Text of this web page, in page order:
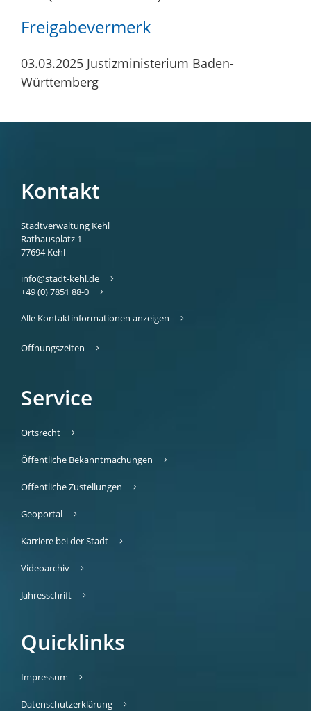
Freigabevermerk
03.03.2025 Justizministerium Baden-
Württemberg
Kontakt
Stadtverwaltung Kehl
Rathausplatz 1
77694 Kehl
info@stadt-kehl.de
+49 (0) 7851 88-0
Alle Kontaktinformationen anzeigen
Öffnungszeiten
Service
Ortsrecht
Öffentliche Bekanntmachungen
Öffentliche Zustellungen
Geoportal
Karriere bei der Stadt
Videoarchiv
Jahresschrift
Quicklinks
Impressum
Datenschutzerklärung